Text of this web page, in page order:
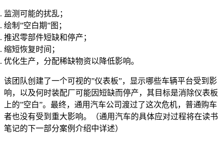
监测可能的扰乱；
绘制”空白期”图；
推迟零部件短缺和停产；
缩短恢复时间；
优化生产，分配稀缺物资以降低影响。
该团队创建了一个可视的”仪表板”，显示哪些车辆平台受到影
响，以及何时装配厂可能因短缺而停产，其目标是消除仪表板
上的”空白”。最终，通用汽车公司渡过了这次危机，普通购车
者也没有受到重大影响。（通用汽车的具体应对过程将在读书
笔记的下一部分案例介绍中详述）